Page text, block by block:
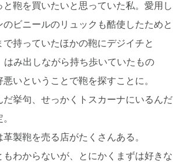
と鞄を買いたいと思っていた私。愛用し
のビニールのリュックも酷使したためと
で持っていたほかの鞄にデジイチと
はみ出しながら持ち歩いていたもの
いということで鞄を探すことに。
だ挙句、せっかくトスカーナにいるんだ
製鞄を売る店がたくさんある。
もわからないが、とにかくまずは好きな